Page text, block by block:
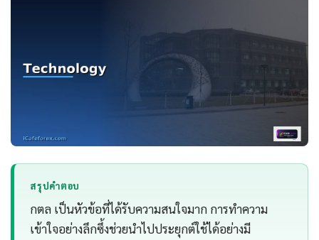
สรุปคำตอบ
กตล เป็นหัวข้อที่ได้รับความสนใจมาก การทำความ
เข้าใจอย่างลึกซึ้งช่วยนำไปประยุกต์ใช้ได้อย่างมี